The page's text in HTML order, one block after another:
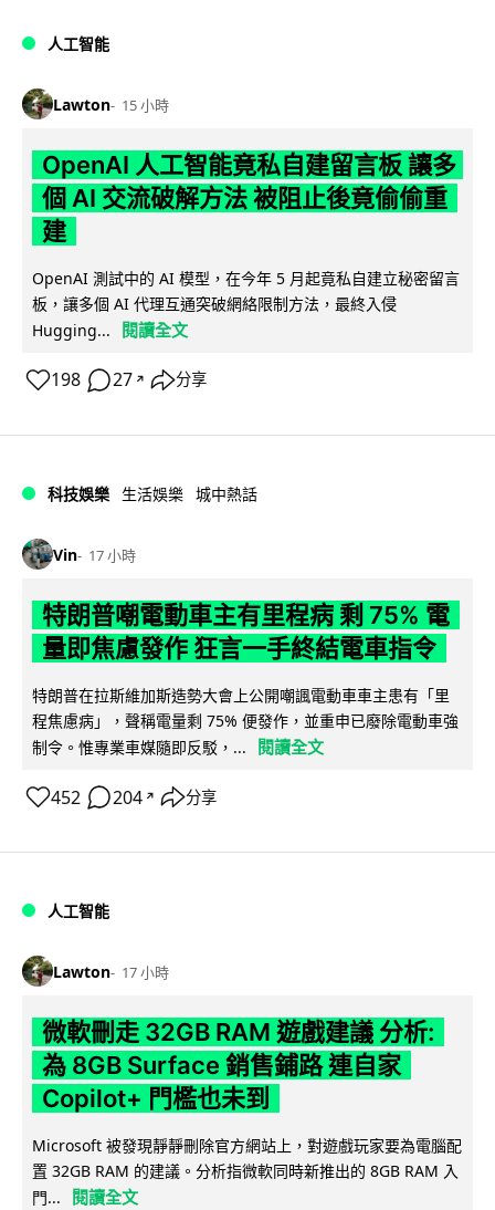
人工智能
Lawton 15 小時
OpenAI 人工智能竟私自建留言板 讓多
個 AI 交流破解方法 被阻止後竟偷偷重
建
OpenAI 測試中的 AI 模型，在今年 5 月起竟私自建立秘密留言
板，讓多個 AI 代理互通突破網絡限制方法，最終入侵
Hugging...
閱讀全文
198 27 ↗ 分享
科技娛樂 生活娛樂 城中熱話
Vin 17 小時
特朗普嘲電動車主有里程病 剩 75% 電
量即焦慮發作 狂言一手終結電車指令
特朗普在拉斯維加斯造勢大會上公開嘲諷電動車車主患有「里
程焦慮病」，聲稱電量剩 75% 便發作，並重申已廢除電動車強
制令。惟專業車媒隨即反駁，...
閱讀全文
452 204 ↗ 分享
人工智能
Lawton 17 小時
微軟刪走 32GB RAM 遊戲建議 分析:
為 8GB Surface 銷售鋪路 連自家
Copilot+ 門檻也未到
Microsoft 被發現靜靜刪除官方網站上，對遊戲玩家要為電腦配
置 32GB RAM 的建議。分析指微軟同時新推出的 8GB RAM 入
門...
閱讀全文